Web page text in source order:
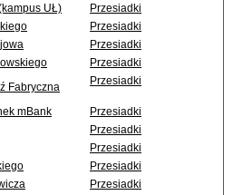
UŁ)
Przesiadki
Przesiadki
Przesiadki
Przesiadki
Fabryczna Przesiadki
mBank
Przesiadki
Przesiadki
Przesiadki
Przesiadki
Przesiadki